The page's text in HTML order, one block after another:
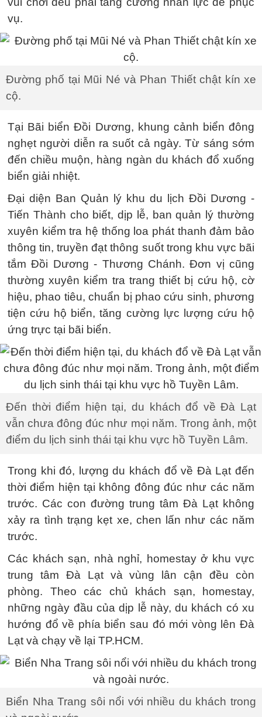
vụ.
Đường phố tại Mũi Né và Phan Thiết chật kín xe
cộ.
Tại Bãi biển Đồi Dương, khung cảnh biển đông
nghẹt người diễn ra suốt cả ngày. Từ sáng sớm
đến chiều muộn, hàng ngàn du khách đổ xuống
biển giải nhiệt.
Đại diện Ban Quản lý khu du lịch Đồi Dương -
Tiến Thành cho biết, dịp lễ, ban quản lý thường
xuyên kiểm tra hệ thống loa phát thanh đảm bảo
thông tin, truyền đạt thông suốt trong khu vực bãi
tắm Đồi Dương - Thương Chánh. Đơn vị cũng
thường xuyên kiểm tra trang thiết bị cứu hộ, cờ
hiệu, phao tiêu, chuẩn bị phao cứu sinh, phương
tiện cứu hộ biển, tăng cường lực lượng cứu hộ
ứng trực tại bãi biển.
Đến thời điểm hiện tại, du khách đổ về Đà Lạt
vẫn chưa đông đúc như mọi năm. Trong ảnh, một
điểm du lịch sinh thái tại khu vực hồ Tuyền Lâm.
Trong khi đó, lượng du khách đổ về Đà Lạt đến
thời điểm hiện tại không đông đúc như các năm
trước. Các con đường trung tâm Đà Lạt không
xảy ra tình trạng kẹt xe, chen lấn như các năm
trước.
Các khách sạn, nhà nghỉ, homestay ở khu vực
trung tâm Đà Lạt và vùng lân cận đều còn
phòng. Theo các chủ khách sạn, homestay,
những ngày đầu của dịp lễ này, du khách có xu
hướng đổ về phía biển sau đó mới vòng lên Đà
Lạt và chạy về lại TP.HCM.
Biển Nha Trang sôi nổi với nhiều du khách trong